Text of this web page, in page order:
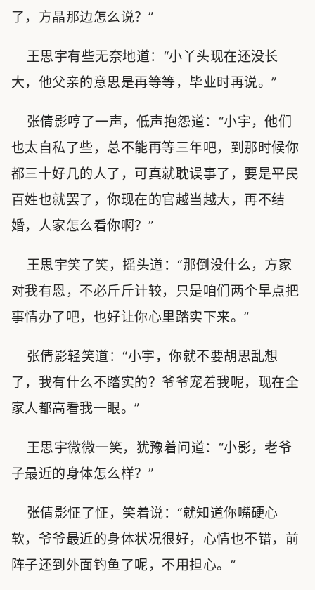
了，方晶那边怎么说？”
王思宇有些无奈地道：“小丫头现在还没长
大，他父亲的意思是再等等，毕业时再说。”
张倩影哼了一声，低声抱怨道：“小宇，他们
也太自私了些，总不能再等三年吧，到那时候你
都三十好几的人了，可真就耽误事了，要是平民
百姓也就罢了，你现在的官越当越大，再不结
婚，人家怎么看你啊？”
王思宇笑了笑，摇头道：“那倒没什么，方家
对我有恩，不必斤斤计较，只是咱们两个早点把
事情办了吧，也好让你心里踏实下来。”
张倩影轻笑道：“小宇，你就不要胡思乱想
了，我有什么不踏实的？爷爷宠着我呢，现在全
家人都高看我一眼。”
王思宇微微一笑，犹豫着问道：“小影，老爷
子最近的身体怎么样？”
张倩影怔了怔，笑着说：“就知道你嘴硬心
软，爷爷最近的身体状况很好，心情也不错，前
阵子还到外面钓鱼了呢，不用担心。”